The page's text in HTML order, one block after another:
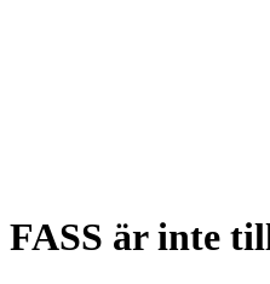
FASS är inte